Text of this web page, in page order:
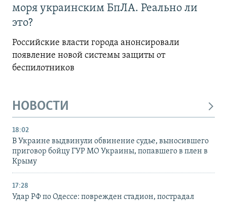
моря украинским БпЛА. Реально ли
это?
Российские власти города анонсировали
появление новой системы защиты от
беспилотников
НОВОСТИ
18:02
В Украине выдвинули обвинение судье, выносившего
приговор бойцу ГУР МО Украины, попавшего в плен в
Крыму
17:28
Удар РФ по Одессе: поврежден стадион, пострадал